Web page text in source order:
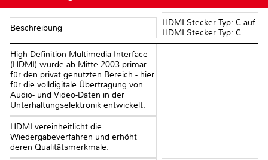
Beschreibung
HDMI Stecker Typ: C auf
HDMI Stecker Typ: C
High Definition Multimedia Interface
(HDMI) wurde ab Mitte 2003 primär
für den privat genutzten Bereich - hier
für die volldigitale Übertragung von
Audio- und Video-Daten in der
Unterhaltungselektronik entwickelt.
HDMI vereinheitlicht die
Wiedergabeverfahren und erhöht
deren Qualitätsmerkmale.